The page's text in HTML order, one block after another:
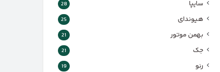
سایپا 28
هیوندای 25
بهمن موتور 21
جک 21
رنو 19